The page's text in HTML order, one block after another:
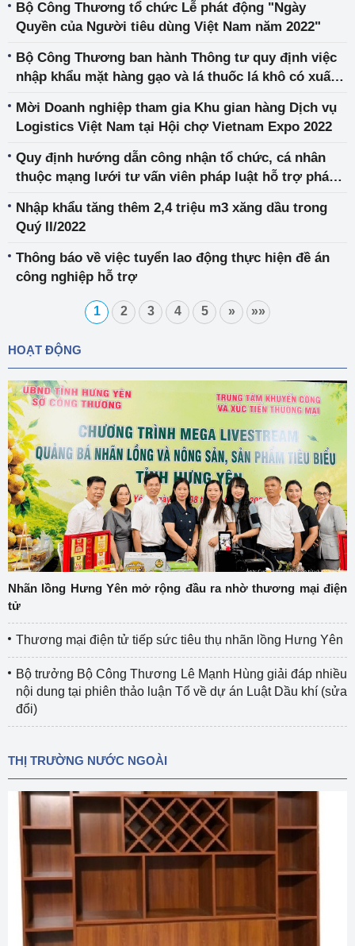
Bộ Công Thương tổ chức Lễ phát động "Ngày
Quyền của Người tiêu dùng Việt Nam năm 2022"
Bộ Công Thương ban hành Thông tư quy định việc
nhập khẩu mặt hàng gạo và lá thuốc lá khô có xuất
quan năm 2021 và năm 2022
Mời Doanh nghiệp tham gia Khu gian hàng Dịch vụ
Logistics Việt Nam tại Hội chợ Vietnam Expo 2022
Quy định hướng dẫn công nhận tổ chức, cá nhân
thuộc mạng lưới tư vấn viên pháp luật hỗ trợ pháp
Thương
Nhập khẩu tăng thêm 2,4 triệu m3 xăng dầu trong
Quý II/2022
Thông báo về việc tuyển lao động thực hiện đề án
công nghiệp hỗ trợ
1 2 3 4 5 » »»
HOẠT ĐỘNG
Nhãn lồng Hưng Yên mở rộng đầu ra nhờ thương mại điện
tử
Thương mại điện tử tiếp sức tiêu thụ nhãn lồng Hưng Yên
Bộ trưởng Bộ Công Thương Lê Mạnh Hùng giải đáp nhiều
nội dung tại phiên thảo luận Tổ về dự án Luật Dầu khí (sửa
đổi)
THỊ TRƯỜNG NƯỚC NGOÀI